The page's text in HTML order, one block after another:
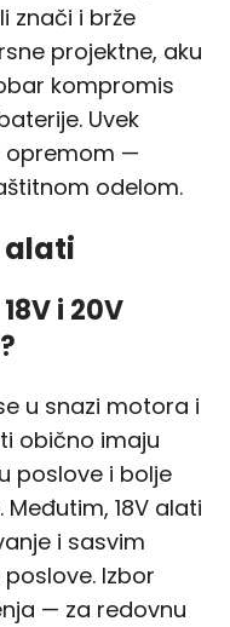
znači i brže
projektne, aku
kompromis
Uvek
opremom —
odelom.
alati
i 20V
u snazi motora i
obično imaju
poslove i bolje
18V alati
i sasvim
Izbor
— za redovnu